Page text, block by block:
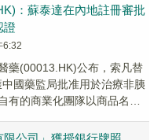
：蘇泰達在內地註冊審批
證
6:32
藥(00013.HK)公布，索凡替
國藥監局批准用於治療非胰
有的商業化團隊以商品名蘇